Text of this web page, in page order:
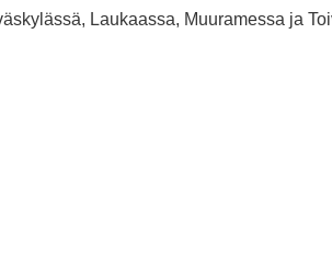
Laukaassa, Muuramessa ja